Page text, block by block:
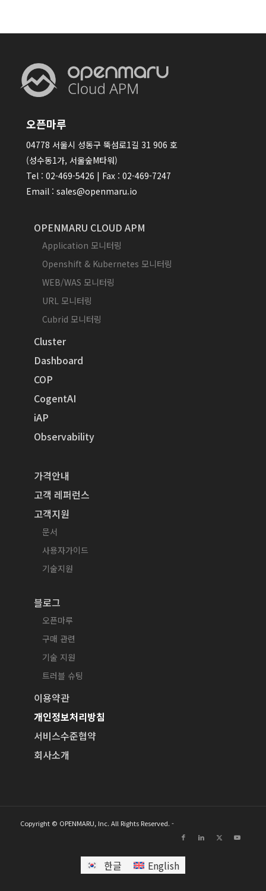
오픈마루
04778 서울시 성동구 뚝섬로1길 31 906 호
(성수동1가, 서울숲M타워)
Tel : 02-469-5426 | Fax : 02-469-7247
Email : sales@openmaru.io
OPENMARU CLOUD APM
Application 모니터링
Openshift & Kubernetes 모니터링
WEB/WAS 모니터링
URL 모니터링
Cubrid 모니터링
Cluster
Dashboard
COP
CogentAI
iAP
Observability
가격안내
고객 레퍼런스
고객지원
문서
사용자가이드
기술지원
블로그
오픈마루
구매 관련
기술 지원
트러블 슈팅
이용약관
개인정보처리방침
서비스수준협약
회사소개
Copyright © OPENMARU, Inc. All Rights Reserved. -
한글 English